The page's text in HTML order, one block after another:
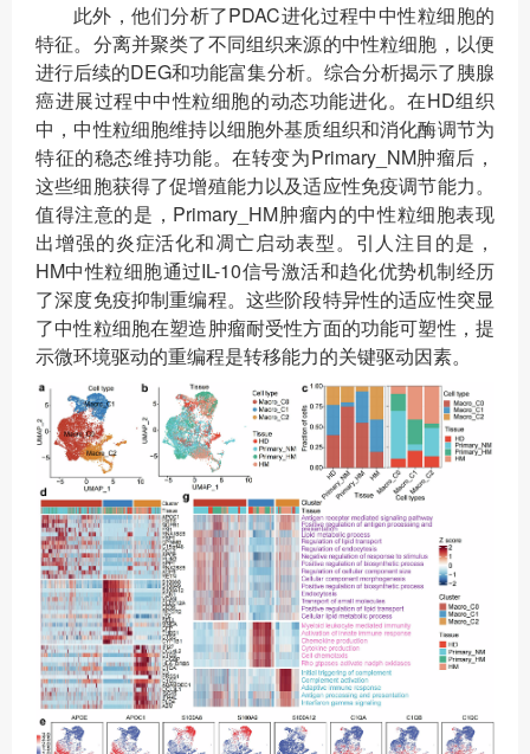
此外，他们分析了PDAC进化过程中中性粒细胞的
特征。分离并聚类了不同组织来源的中性粒细胞，以便
进行后续的DEG和功能富集分析。综合分析揭示了胰腺
癌进展过程中中性粒细胞的动态功能进化。在HD组织
中，中性粒细胞维持以细胞外基质组织和消化酶调节为
特征的稳态维持功能。在转变为Primary_NM肿瘤后，
这些细胞获得了促增殖能力以及适应性免疫调节能力。
值得注意的是，Primary_HM肿瘤内的中性粒细胞表现
出增强的炎症活化和凋亡启动表型。引人注目的是，
HM中性粒细胞通过IL-10信号激活和趋化优势机制经历
了深度免疫抑制重编程。这些阶段特异性的适应性突显
了中性粒细胞在塑造肿瘤耐受性方面的功能可塑性，提
示微环境驱动的重编程是转移能力的关键驱动因素。